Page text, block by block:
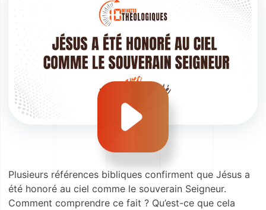
Plusieurs références bibliques confirment que Jésus a
été honoré au ciel comme le souverain Seigneur.
Comment comprendre ce fait ? Qu’est-ce que cela